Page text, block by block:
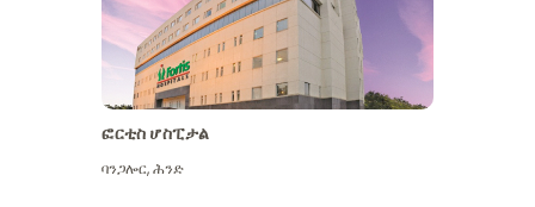
ፎርቲስ ሆስፒታል
ባንጋሎር,ሕንድ